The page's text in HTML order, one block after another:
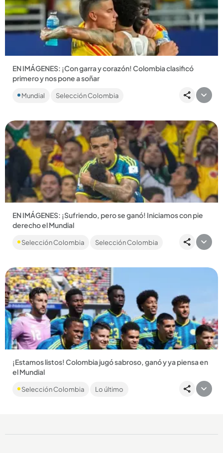
Compartir Noticia
EN IMÁGENES: ¡Con garra y corazón! Colombia clasificó
primero y nos pone a soñar
La Selección Colombia igualó 0-0 ante Portugal y se clasificó
como primero del Grupo K. ¿Quién es su rival en la siguiente...
Mundial Selección Colombia
Compartir Noticia
EN IMÁGENES: ¡Sufriendo, pero se ganó! Iniciamos con pie
derecho el Mundial
parcial del Grupo K de la cita orbital....
Selección Colombia Selección Colombia
Compartir Noticia
¡Estamos listos! Colombia jugó sabroso, ganó y ya piensa en
el Mundial
Rodríguez, la Tricolor derrotó a Jordania en San Diego y dejó
Selección Colombia Lo último